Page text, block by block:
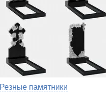
Резные памятники